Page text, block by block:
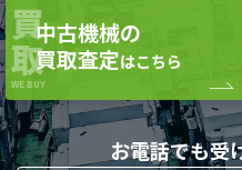
買
取
WE BUY
中古機械の
買取査定はこちら
お電話でも受